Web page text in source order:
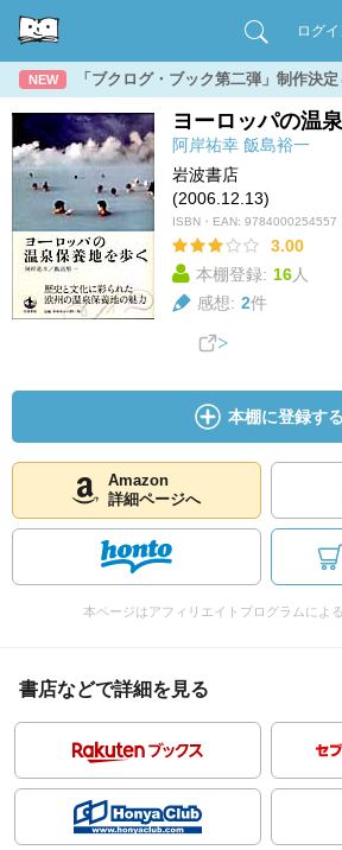
ログイ
NEW 「ブクログ・ブック第二弾」制作決
ヨーロッパの温
阿岸祐幸 飯島裕一
岩波書店
(2006.12.13)
ISBN・EAN: 9784000254557
3.00
本棚登録: 16人
感想: 2件
本棚に登録する
Amazon
詳細ページへ
本ページはアフィリエイトプログラムによ
書店などで詳細を見る